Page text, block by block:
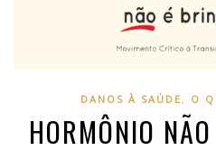
DANOS À SAÚDE, O
HORMÔNIO